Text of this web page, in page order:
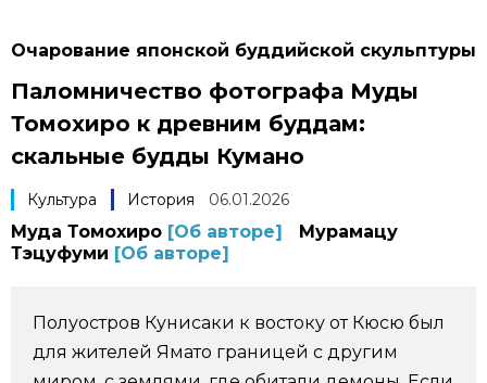
Фото/Видео
Разделы
Люди
Блог
Политика
Популярные статьи
Японский язык
Японский калейдоскоп
official SNS
Очарование японской буддийской скульптуры
Паломничество фотографа Муды
Томохиро к древним буддам:
скальные будды Кумано
Культура История 06.01.2026
Муда Томохиро [Об авторе]
Мурамацу
Тэцуфуми [Об авторе]
Полуостров Кунисаки к востоку от Кюсю был
для жителей Ямато границей с другим